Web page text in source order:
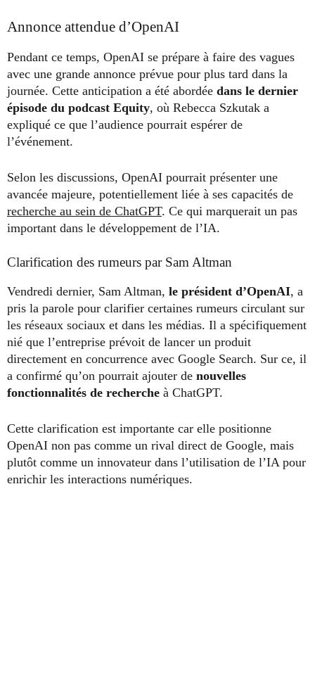
Annonce attendue d’OpenAI
Pendant ce temps, OpenAI se prépare à faire des vagues
avec une grande annonce prévue pour plus tard dans la
journée. Cette anticipation a été abordée dans le dernier
épisode du podcast Equity, où Rebecca Szkutak a
expliqué ce que l’audience pourrait espérer de
l’événement.
Selon les discussions, OpenAI pourrait présenter une
avancée majeure, potentiellement liée à ses capacités de
recherche au sein de ChatGPT. Ce qui marquerait un pas
important dans le développement de l’IA.
Clarification des rumeurs par Sam Altman
Vendredi dernier, Sam Altman, le président d’OpenAI, a
pris la parole pour clarifier certaines rumeurs circulant sur
les réseaux sociaux et dans les médias. Il a spécifiquement
nié que l’entreprise prévoit de lancer un produit
directement en concurrence avec Google Search. Sur ce, il
a confirmé qu’on pourrait ajouter de nouvelles
fonctionnalités de recherche à ChatGPT.
Cette clarification est importante car elle positionne
OpenAI non pas comme un rival direct de Google, mais
plutôt comme un innovateur dans l’utilisation de l’IA pour
enrichir les interactions numériques.